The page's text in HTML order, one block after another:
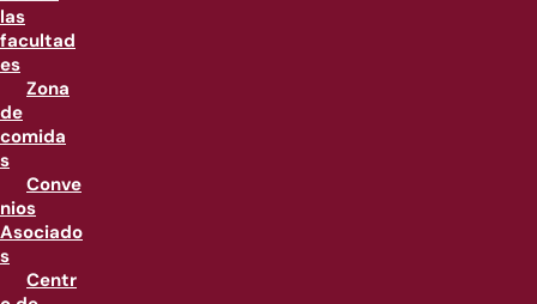
las
facultad
es
Zona
de
comida
s
Conve
nios
Asociado
s
Centr